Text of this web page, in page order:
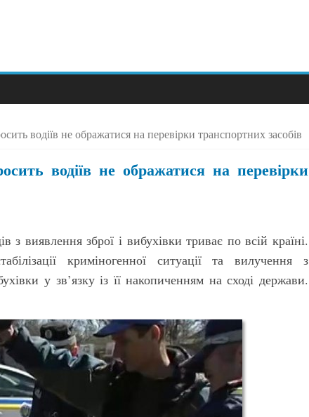
водіїв не ображатися на перевірки транспортних засобів
водіїв не ображатися на перевірки
з виявлення зброї і вибухівки триває по всій країні.
криміногенної ситуації та вилучення з
у зв’язку із її накопиченням на сході держави.